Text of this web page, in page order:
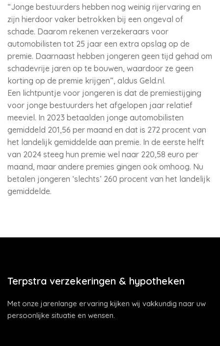
“Jonge bestuurders hebben nog weinig rijervaring en
zijn hierdoor vaker betrokken bij een ongeval of
schade. Daarom rekenen verzekeraars voor
automobilisten tot 25 jaar een extra opslag op de
premie. Daarnaast hebben jongeren geen tijd gehad om
schadevrije jaren op te bouwen, waardoor ze geen
korting op de premie krijgen”, aldus Geld.nl.
Een lichtpuntje voor jongeren is dat de premiestijging
voor jonge bestuurders het afgelopen jaar relatief
meeviel. In 2023 betaalden jonge automobilisten
gemiddeld 201,56 per maand en dat is 272 procent van
het landelijk gemiddelde aan premie. In de eerste helft
van 2024 steeg hun premie wel naar 220,58 euro per
maand, maar andere premies gingen ook omhoog. Nu
betalen jongeren ‘slechts’ 260 procent van het landelijk
gemiddelde.
Terpstra verzekeringen & hypotheken
Met onze jarenlange ervaring kijken wij vakkundig naar uw
persoonlijke situatie en wensen.